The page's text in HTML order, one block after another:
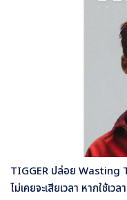
TIGGER ปล่อย Wasting
ไม่เคยจะเสียเวลา หากใช้เวล